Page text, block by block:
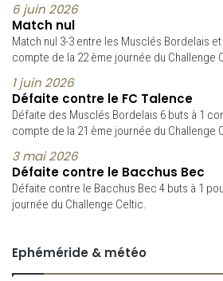
6 juin 2026
Match nul
Match nul 3-3 entre les Musclés Bordelais et
compte de la 22 ème journée du Challenge
1 juin 2026
Défaite contre le FC Talence
Défaite des Musclés Bordelais 6 buts à 1
compte de la 21 ème journée du Challenge
3 mai 2026
Défaite contre le Bacchus Bec
Défaite contre le Bacchus Bec 4 buts à 1
journée du Challenge Celtic.
Ephéméride & météo